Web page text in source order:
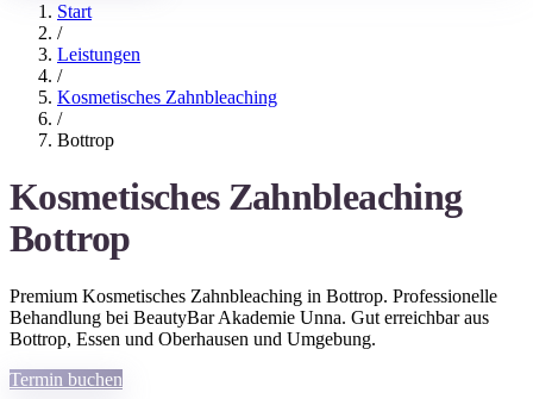
Start
/
Leistungen
/
Kosmetisches Zahnbleaching
/
Bottrop
Kosmetisches Zahnbleaching
Bottrop
Premium Kosmetisches Zahnbleaching in Bottrop. Professionelle
Behandlung bei BeautyBar Akademie Unna. Gut erreichbar aus
Bottrop, Essen und Oberhausen und Umgebung.
Termin buchen